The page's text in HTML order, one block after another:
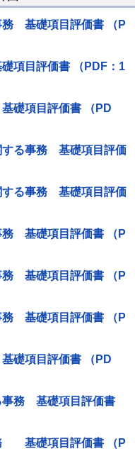
基礎項目評価書 （P
項目評価書 （PDF：1
礎項目評価書 （PD
る事務 基礎項目評価
る事務 基礎項目評価
基礎項目評価書 （P
基礎項目評価書 （P
基礎項目評価書 （P
礎項目評価書 （PD
務 基礎項目評価書
基礎項目評価書 （P